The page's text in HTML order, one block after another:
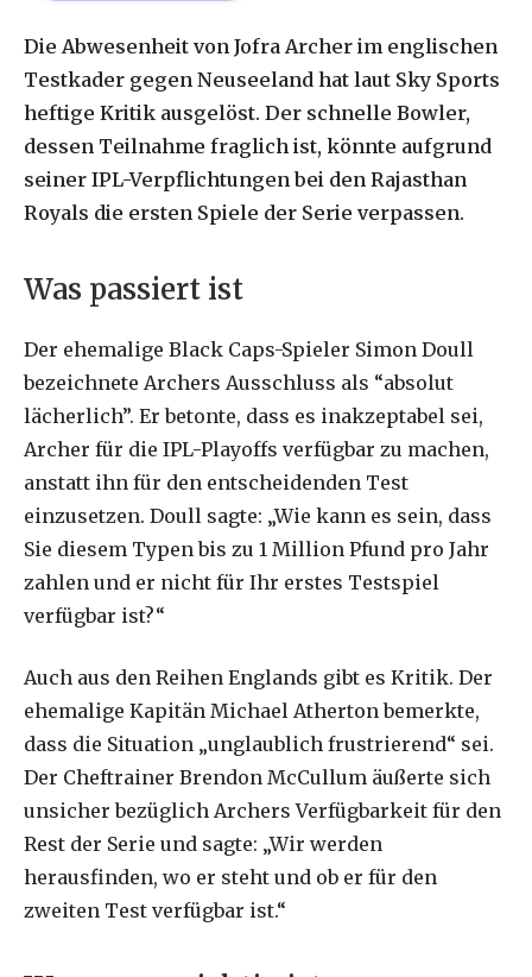
Die Abwesenheit von Jofra Archer im englischen
Testkader gegen Neuseeland hat laut Sky Sports
heftige Kritik ausgelöst. Der schnelle Bowler,
dessen Teilnahme fraglich ist, könnte aufgrund
seiner IPL-Verpflichtungen bei den Rajasthan
Royals die ersten Spiele der Serie verpassen.
Was passiert ist
Der ehemalige Black Caps-Spieler Simon Doull
bezeichnete Archers Ausschluss als “absolut
lächerlich”. Er betonte, dass es inakzeptabel sei,
Archer für die IPL-Playoffs verfügbar zu machen,
anstatt ihn für den entscheidenden Test
einzusetzen. Doull sagte: „Wie kann es sein, dass
Sie diesem Typen bis zu 1 Million Pfund pro Jahr
zahlen und er nicht für Ihr erstes Testspiel
verfügbar ist?“
Auch aus den Reihen Englands gibt es Kritik. Der
ehemalige Kapitän Michael Atherton bemerkte,
dass die Situation „unglaublich frustrierend“ sei.
Der Cheftrainer Brendon McCullum äußerte sich
unsicher bezüglich Archers Verfügbarkeit für den
Rest der Serie und sagte: „Wir werden
herausfinden, wo er steht und ob er für den
zweiten Test verfügbar ist.“